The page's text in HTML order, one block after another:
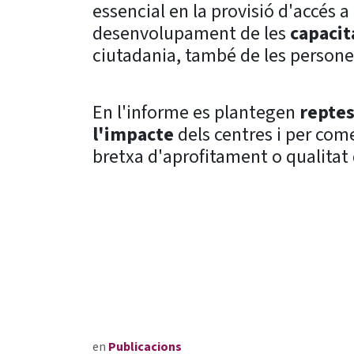
essencial en la provisió d'accés
desenvolupament de les
ciutadania, també de les
En l'informe es plantegen
l'impacte dels centres i per
bretxa d'aprofitament o qualitat
en Publicacions